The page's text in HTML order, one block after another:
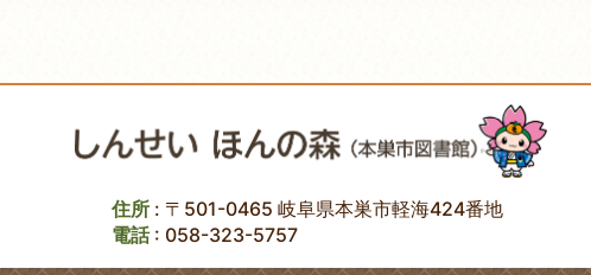
住所 : 〒501-0465 岐阜県本巣市軽海424番地
電話: 058-323-5757